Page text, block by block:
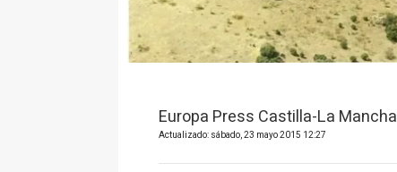
Europa Press Castilla-La Mancha
Actualizado: sábado, 23 mayo 2015 12:27